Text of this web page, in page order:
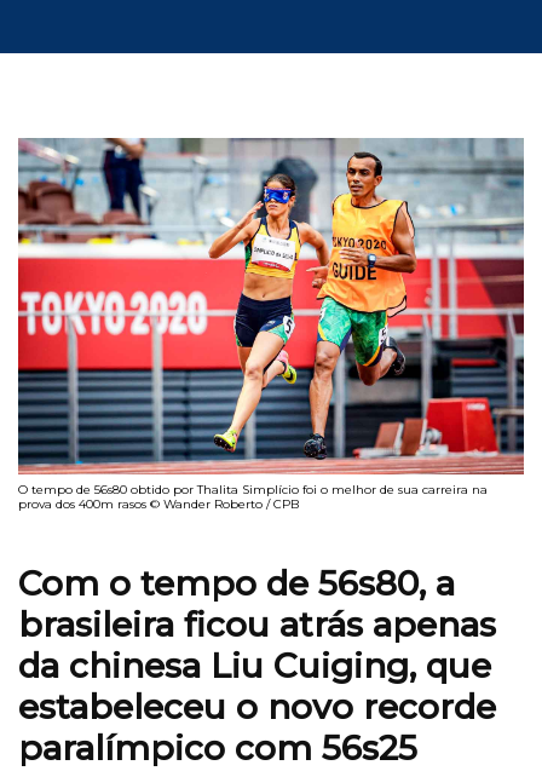
O tempo de 56s80 obtido por Thalita Simplício foi o melhor de sua carreira na
prova dos 400m rasos © Wander Roberto / CPB
Com o tempo de 56s80, a
brasileira ficou atrás apenas
da chinesa Liu Cuiging, que
estabeleceu o novo recorde
paralímpico com 56s25